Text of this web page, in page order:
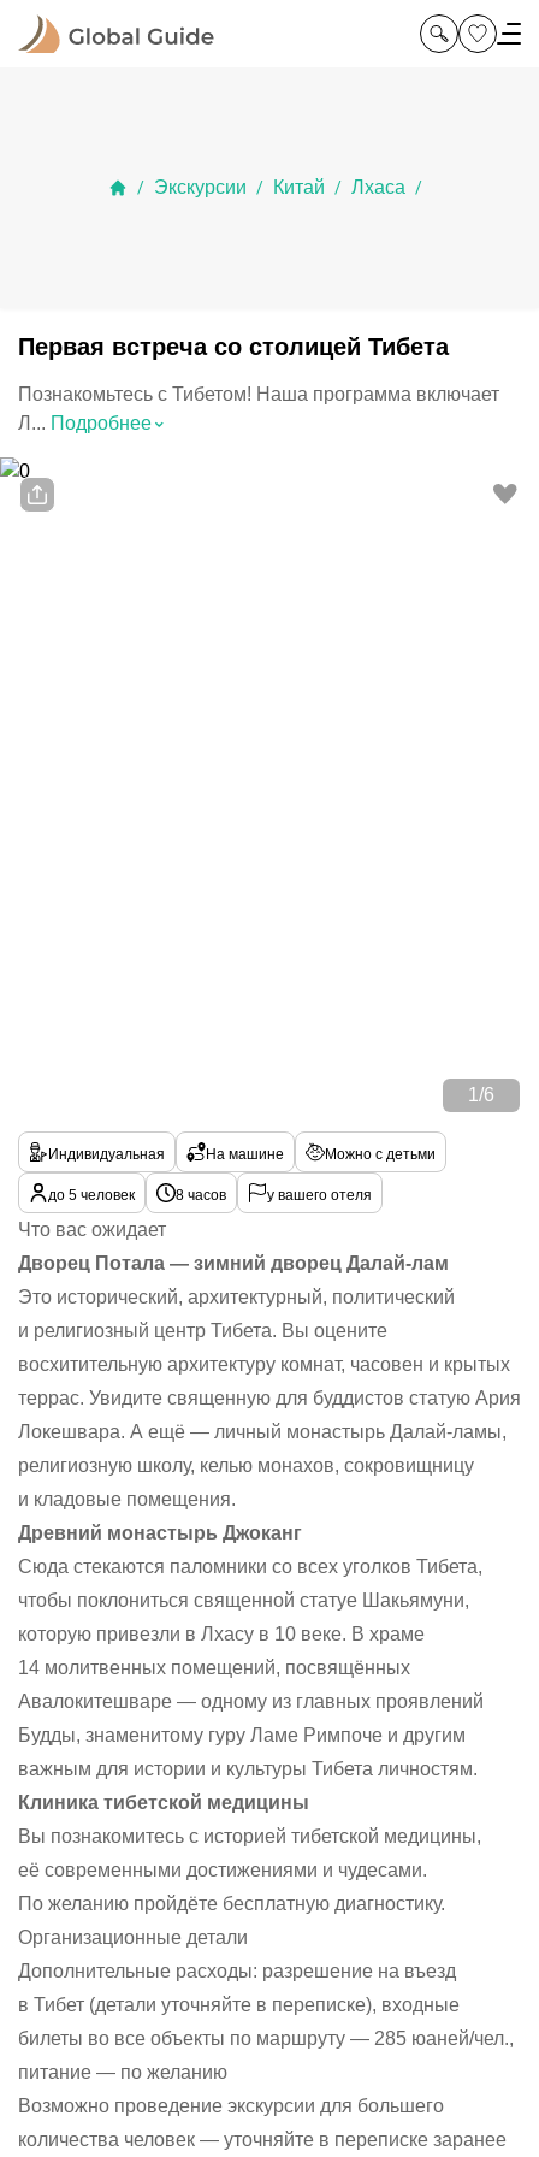
/ Экскурсии / Китай / Лхаса /
Первая встреча со столицей Тибета
Познакомьтесь с Тибетом! Наша программа включает
Л... Подробнее⌃
1 /6
Индивидуальная На машине Можно с детьми
до 5 человек 8 часов у вашего отеля
Что вас ожидает
Дворец Потала — зимний дворец Далай-лам
Это исторический, архитектурный, политический
и религиозный центр Тибета. Вы оцените
восхитительную архитектуру комнат, часовен и крытых
террас. Увидите священную для буддистов статую Ария
Локешвара. А ещё — личный монастырь Далай-ламы,
религиозную школу, келью монахов, сокровищницу
и кладовые помещения.
Древний монастырь Джоканг
Сюда стекаются паломники со всех уголков Тибета,
чтобы поклониться священной статуе Шакьямуни,
которую привезли в Лхасу в 10 веке. В храме
14 молитвенных помещений, посвящённых
Авалокитешваре — одному из главных проявлений
Будды, знаменитому гуру Ламе Римпоче и другим
важным для истории и культуры Тибета личностям.
Клиника тибетской медицины
Вы познакомитесь с историей тибетской медицины,
её современными достижениями и чудесами.
По желанию пройдёте бесплатную диагностику.
Организационные детали
Дополнительные расходы: разрешение на въезд
в Тибет (детали уточняйте в переписке), входные
билеты во все объекты по маршруту — 285 юаней/чел.,
питание — по желанию
Возможно проведение экскурсии для большего
количества человек — уточняйте в переписке заранее